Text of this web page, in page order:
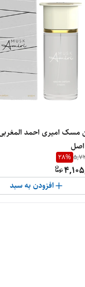
28%
افزودن به سبد